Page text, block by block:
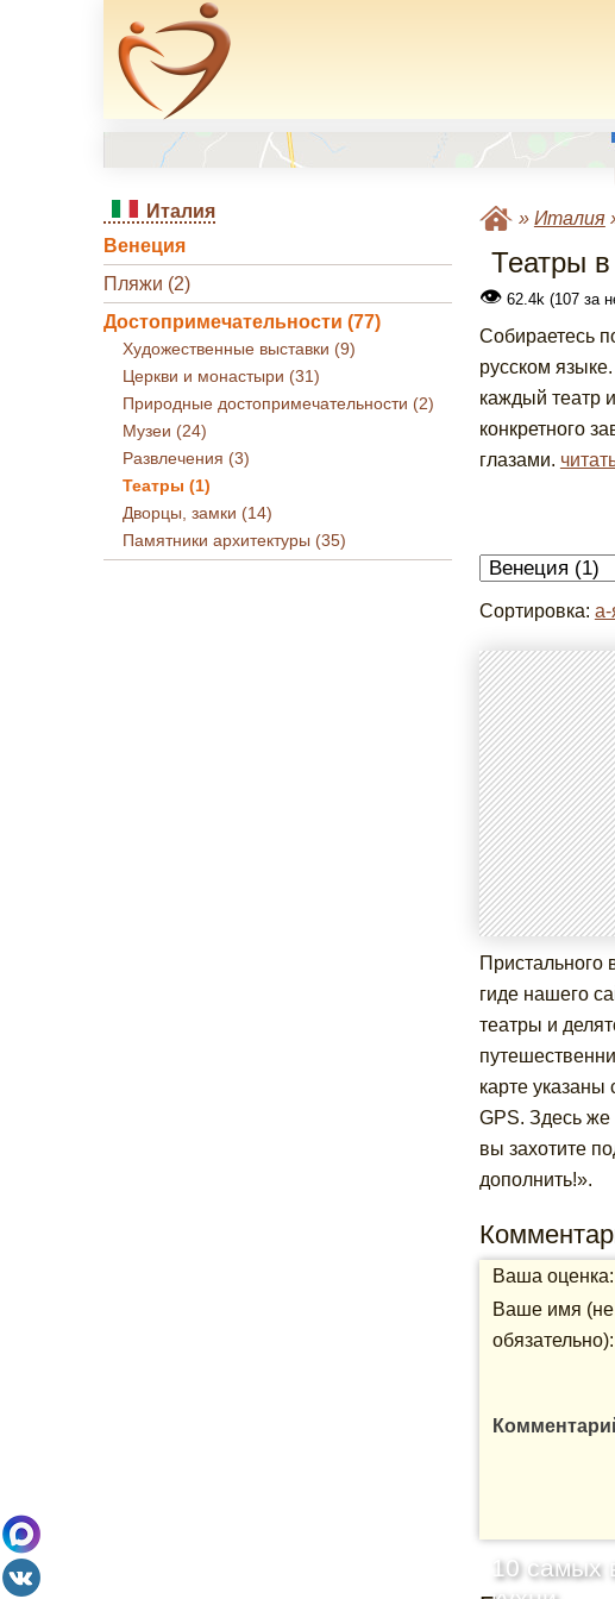
Италия
Венеция
Пляжи (2)
Достопримечательности (77)
Художественные выставки (9)
Церкви и монастыри (31)
Природные достопримечательности (2)
Музеи (24)
Развлечения (3)
Театры (1)
Дворцы, замки (14)
Памятники архитектуры (35)
» Италия
Театры
👁62.4k (107 за
Собираетесь
русском
каждый театр
конкретного
глазами.
Сортировка: а-
Пристального
гиде нашего
театры и
карте
GPS. Здесь же
вы захотите
дополнить!».
Ваша оценка:
Ваше имя (не
обязательно):
10 самых